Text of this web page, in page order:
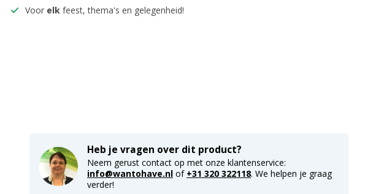
Voor elk feest, thema's en gelegenheid!
Heb je vragen over dit product?
Neem gerust contact op met onze klantenservice:
info@wantohave.nl of +31 320 322118. We helpen je graag
verder!